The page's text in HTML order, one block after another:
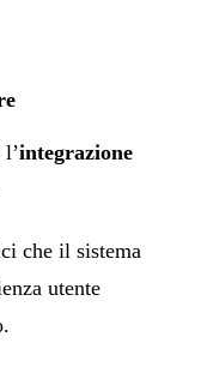
integrazione
che il sistema
utente